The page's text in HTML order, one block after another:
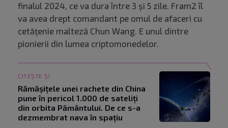
finalul 2024, ce va dura între 3 și 5 zile. Fram2 îl
va avea drept comandant pe omul de afaceri cu
cetăţenie malteză Chun Wang. E unul dintre
pionierii din lumea criptomonedelor.
CITEȘTE ȘI
Rămășițele unei rachete din China
pune în pericol 1.000 de sateliți
din orbita Pământului. De ce s-a
dezmembrat nava în spațiu